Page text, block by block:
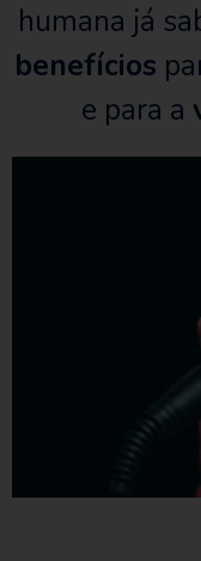
humana já
benefícios
e para a